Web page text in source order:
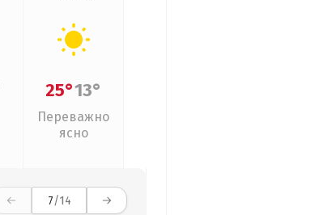
25°13°
Переважно
ясно
7/14